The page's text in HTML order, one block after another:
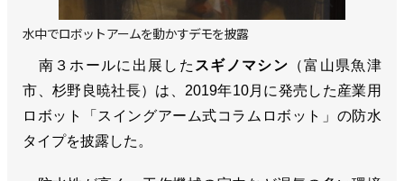
水中でロボットアームを動かすデモを披露
南３ホールに出展した スギノマシン （富山県魚津
市、杉野良暁社長）は、2019年10月に発売した産業用
ロボット「スイングアーム式コラムロボット」の防水
タイプを披露した。